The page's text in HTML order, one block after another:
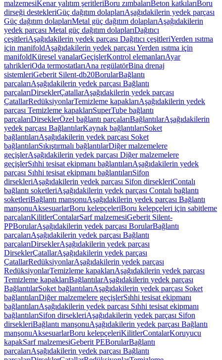
malzemesiKenar yalıtım şeritleriBoru zımbalarıBeton katkılarıBoru
dirseği destekleriGüç dağıtım dolaplarıAşağıdakilerin yedek parçası
Güç dağıtım dolaplarıMetal güç dağıtım dolaplarıAşağıdakilerin
yedek parçası Metal güç dağıtım dolaplarıDağıtıcı
çeşitleriAşağıdakilerin yedek parçası Dağıtıcı çeşitleriYerden ısıtma
için manifoldAşağıdakilerin yedek parçası Yerden ısıtma için
manifoldKüresel vanalarGeçişlerKontrol elemanlarıAyar
tahrikleriOda termostatlarıAna regülatörBina drenaj
sistemleriGeberit Silent-db20BorularBağlantı
parçalarıAşağıdakilerin yedek parçası Bağlantı
parçalarıDirseklerÇatallarAşağıdakilerin yedek parçası
ÇatallarRedüksiyonlarTemizleme kapaklarıAşağıdakilerin yedek
parçası Temizleme kapaklarıSuperTube bağlantı
parçalarıDirseklerÖzel bağlantı parçalarıBağlantılarAşağıdakilerin
yedek parçası BağlantılarKaynak bağlantılarıSoket
bağlantılarıAşağıdakilerin yedek parçası Soket
bağlantılarıSıkıştırmalı bağlantılarDiğer malzemelere
geçişlerAşağıdakilerin yedek parçası Diğer malzemelere
geçişlerSıhhi tesisat ekipmanı bağlantılarıAşağıdakilerin yedek
parçası Sıhhi tesisat ekipmanı bağlantılarıSifon
dirsekleriAşağıdakilerin yedek parçası Sifon dirsekleriContalı
bağlantı soketleriAşağıdakilerin yedek parçası Contalı bağlantı
soketleriBağlantı manşonuAşağıdakilerin yedek parçası Bağlantı
manşonuAksesuarlarBoru kelepçeleriBoru kelepçeleri için sabitleme
parçalarıKilitlerContalarSarf malzemesiGeberit Silent-
PPBorularAşağıdakilerin yedek parçası BorularBağlantı
parçalarıAşağıdakilerin yedek parçası Bağlantı
parçalarıDirseklerAşağıdakilerin yedek parçası
DirseklerÇatallarAşağıdakilerin yedek parçası
ÇatallarRedüksiyonlarAşağıdakilerin yedek parçası
RedüksiyonlarTemizleme kapaklarıAşağıdakilerin yedek parçası
Temizleme kapaklarıBağlantılarAşağıdakilerin yedek parçası
BağlantılarSoket bağlantılarıAşağıdakilerin yedek parçası Soket
bağlantılarıDiğer malzemelere geçişlerSıhhi tesisat ekipmanı
bağlantılarıAşağıdakilerin yedek parçası Sıhhi tesisat ekipmanı
bağlantılarıSifon dirsekleriAşağıdakilerin yedek parçası Sifon
dirsekleriBağlantı manşonuAşağıdakilerin yedek parçası Bağlantı
manşonuAksesuarlarBoru kelepçeleriKilitlerContalarKoruyucu
kapakSarf malzemesiGeberit PEBorularBağlantı
parçalarıAşağıdakilerin yedek parçası Bağlantı